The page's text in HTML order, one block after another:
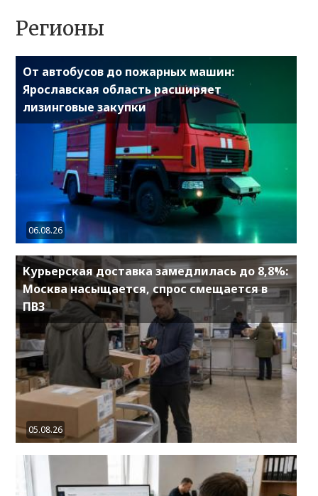
Регионы
От автобусов до пожарных машин:
Ярославская область расширяет
лизинговые закупки
06.08.26
Курьерская доставка замедлилась до 8,8%:
Москва насыщается, спрос смещается в
ПВЗ
05.08.26